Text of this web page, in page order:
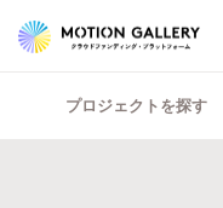
プロジェクトを探す